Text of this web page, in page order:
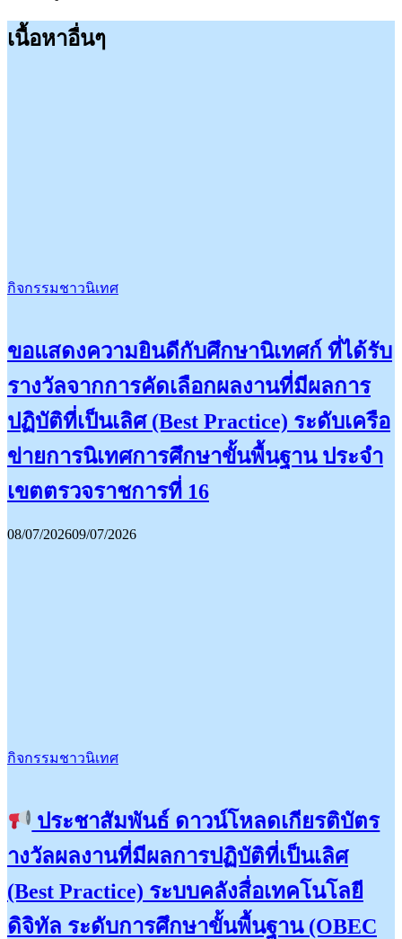
เนื้อหาอื่นๆ
กิจกรรมชาวนิเทศ
ขอแสดงความยินดีกับศึกษานิเทศก์ ที่ได้รับ
รางวัลจากการคัดเลือกผลงานที่มีผลการ
ปฏิบัติที่เป็นเลิศ (Best Practice) ระดับเครือ
ข่ายการนิเทศการศึกษาขั้นพื้นฐาน ประจำ
เขตตรวจราชการที่ 16
08/07/202609/07/2026
กิจกรรมชาวนิเทศ
ประชาสัมพันธ์ ดาวน์โหลดเกียรติบัตร
างวัลผลงานที่มีผลการปฏิบัติที่เป็นเลิศ
(Best Practice) ระบบคลังสื่อเทคโนโลยี
ดิจิทัล ระดับการศึกษาขั้นพื้นฐาน (OBEC